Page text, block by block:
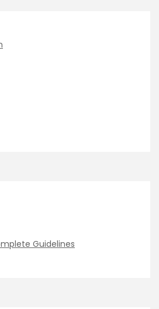
Guidelines